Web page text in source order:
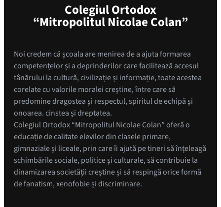
Colegiul Ortodox
“Mitropolitul Nicolae Colan”
Noi credem că școala are menirea de a ajuta formarea
competențelor și a deprinderilor care facilitează accesul
tânărului la cultură, civilizație și informație, toate acestea
corelate cu valorile moralei creștine, între care să
predomine dragostea și respectul, spiritul de echipă și
onoarea. cinstea și dreptatea.
Colegiul Ortodox “Mitropolitul Nicolae Colan” oferă o
educație de calitate elevilor din clasele primare,
gimnaziale și liceale, prin care îi ajută pe tineri să înțeleagă
schimbările sociale, politice și culturale, să contribuie la
dinamizarea societății creștine și să respingă orice formă
de fanatism, xenofobie și discriminare.